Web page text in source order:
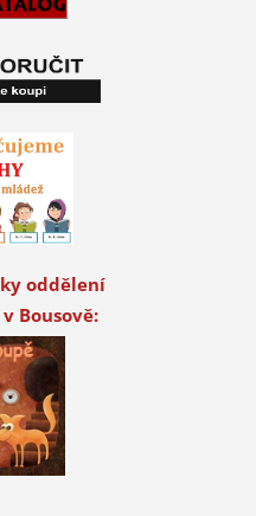
oddělení
Bousově: